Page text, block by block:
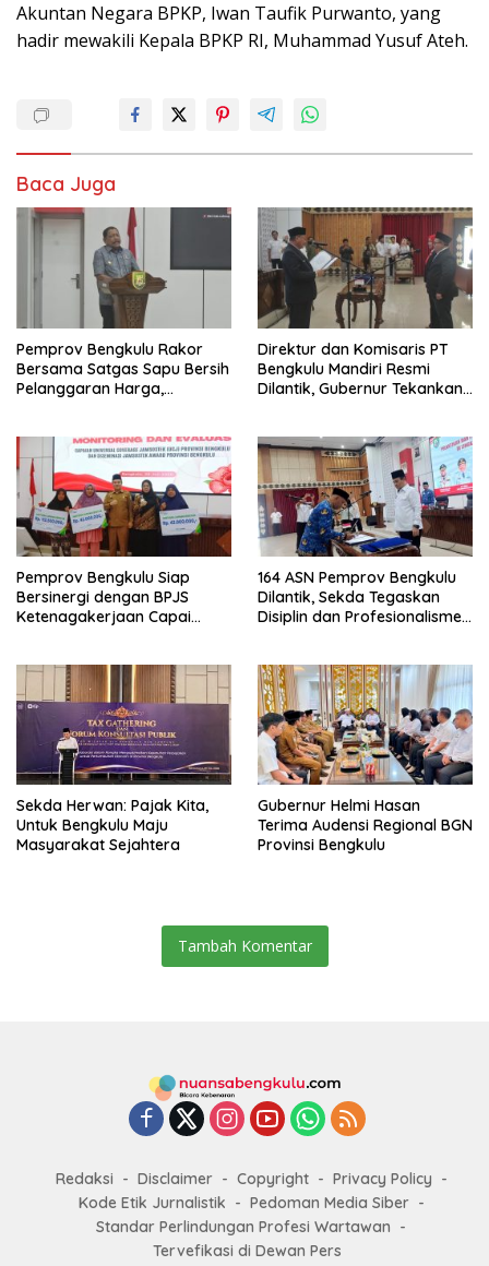
Akuntan Negara BPKP, Iwan Taufik Purwanto, yang
hadir mewakili Kepala BPKP RI, Muhammad Yusuf Ateh.
Baca Juga
Pemprov Bengkulu Rakor
Bersama Satgas Sapu Bersih
Pelanggaran Harga,
Masih Jadi Sorotan
Direktur dan Komisaris PT
Bengkulu Mandiri Resmi
Dilantik, Gubernur Tekankan
Pemprov Bengkulu Siap
Bersinergi dengan BPJS
Ketenagakerjaan Capai
164 ASN Pemprov Bengkulu
Dilantik, Sekda Tegaskan
Disiplin dan Profesionalisme
Sekda Herwan: Pajak Kita,
Untuk Bengkulu Maju
Masyarakat Sejahtera
Gubernur Helmi Hasan
Terima Audensi Regional BGN
Provinsi Bengkulu
Tambah Komentar
Redaksi Disclaimer Copyright
Privacy Policy
Kode Etik Jurnalistik
Pedoman Media Siber
Standar Perlindungan Profesi Wartawan
Tervefikasi di Dewan Pers